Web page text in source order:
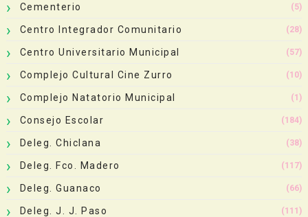
Cementerio (5)
Centro Integrador Comunitario (28)
Centro Universitario Municipal (57)
Complejo Cultural Cine Zurro (10)
Complejo Natatorio Municipal (1)
Consejo Escolar (184)
Deleg. Chiclana (38)
Deleg. Fco. Madero (117)
Deleg. Guanaco (66)
Deleg. J. J. Paso (111)